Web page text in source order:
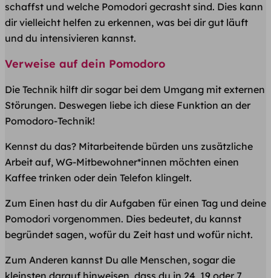
schaffst und welche Pomodori gecrasht sind. Dies kann
dir vielleicht helfen zu erkennen, was bei dir gut läuft
und du intensivieren kannst.
Verweise auf dein Pomodoro
Die Technik hilft dir sogar bei dem Umgang mit externen
Störungen. Deswegen liebe ich diese Funktion an der
Pomodoro-Technik!
Kennst du das? Mitarbeitende bürden uns zusätzliche
Arbeit auf, WG-Mitbewohner*innen möchten einen
Kaffee trinken oder dein Telefon klingelt.
Zum Einen hast du dir Aufgaben für einen Tag und deine
Pomodori vorgenommen. Dies bedeutet, du kannst
begründet sagen, wofür du Zeit hast und wofür nicht.
Zum Anderen kannst Du alle Menschen, sogar die